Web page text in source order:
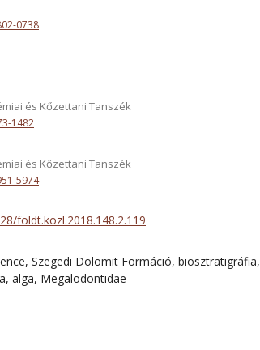
0738
és Kőzettani Tanszék
1482
és Kőzettani Tanszék
5974
foldt.kozl.2018.148.2.119
Szegedi Dolomit Formáció, biosztratigráfia,
alga, Megalodontidae